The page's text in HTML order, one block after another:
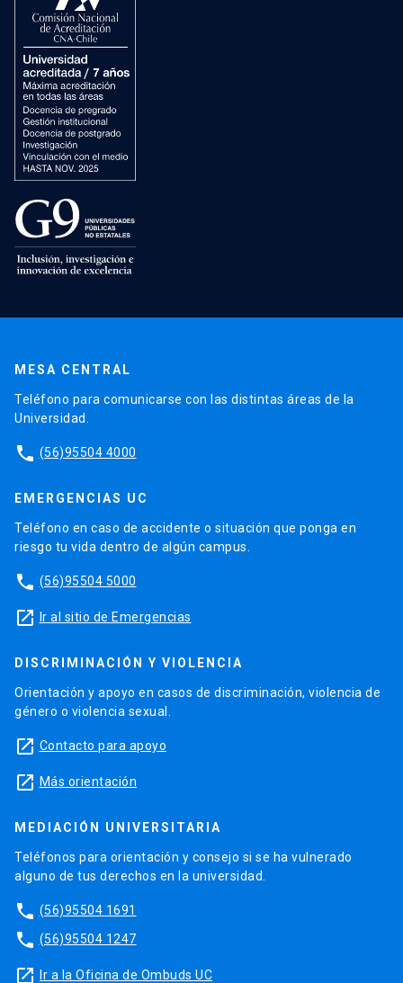
MESA CENTRAL
Teléfono para comunicarse con las distintas áreas de la
Universidad.
phone (56)95504 4000
EMERGENCIAS UC
Teléfono en caso de accidente o situación que ponga en
riesgo tu vida dentro de algún campus.
phone (56)95504 5000
launch Ir al sitio de Emergencias
DISCRIMINACIÓN Y VIOLENCIA
Orientación y apoyo en casos de discriminación, violencia de
género o violencia sexual.
launch Contacto para apoyo
launch Más orientación
MEDIACIÓN UNIVERSITARIA
Teléfonos para orientación y consejo si se ha vulnerado
alguno de tus derechos en la universidad.
phone (56)95504 1691
phone (56)95504 1247
launch Ir a la Oficina de Ombuds UC